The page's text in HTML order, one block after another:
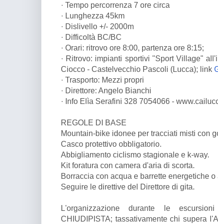
· Tempo percorrenza 7 ore circa
· Lunghezza 45km
· Dislivello +/- 2000m
· Difficoltà BC/BC
· Orari: ritrovo ore 8:00, partenza ore 8:15;
· Ritrovo: impianti sportivi "Sport Village"
Ciocco - Castelvecchio Pascoli (Lucca); link
· Trasporto: Mezzi propri
· Direttore: Angelo Bianchi
· Info Elìa Serafini 328 7054066 -
REGOLE DI BASE
Mountain-bike idonee per tracciati misti con
Casco protettivo obbligatorio.
Abbigliamento ciclismo stagionale e k-way.
Kit foratura con camera d'aria di scorta.
Borraccia con acqua e barrette energetiche
Seguire le direttive del Direttore di gita.
L'organizzazione durante le
CHIUDIPISTA; tassativamente chi supera